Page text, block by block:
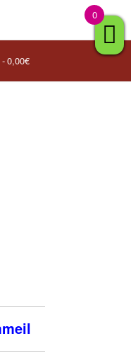
0,00€
0